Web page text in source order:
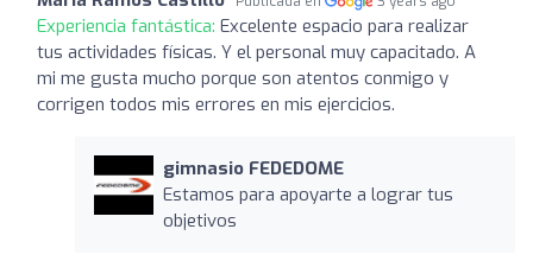
Experiencia fantástica: Excelente espacio para realizar
tus actividades físicas. Y el personal muy capacitado. A
mi me gusta mucho porque son atentos conmigo y
corrigen todos mis errores en mis ejercicios.
gimnasio FEDEDOME
Estamos para apoyarte a lograr tus
objetivos